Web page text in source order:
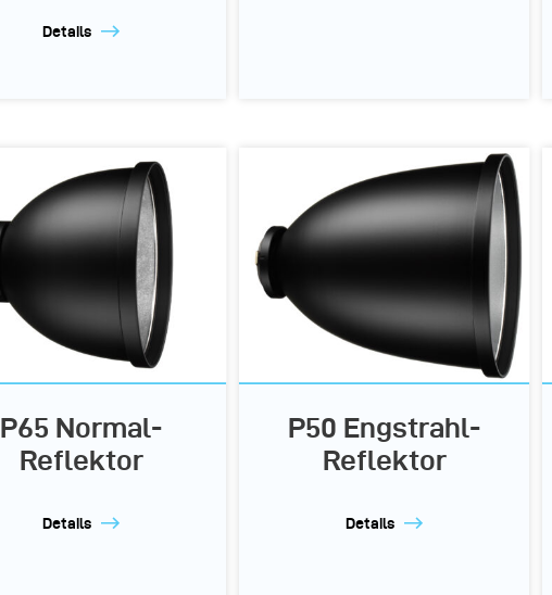
Details
P65 Normal-
Reflektor
Details
P50 Engstrahl-
Reflektor
Details